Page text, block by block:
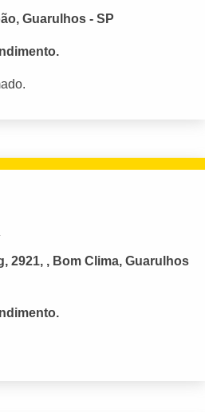
Guarulhos - SP
2921, , Bom Clima, Guarulhos